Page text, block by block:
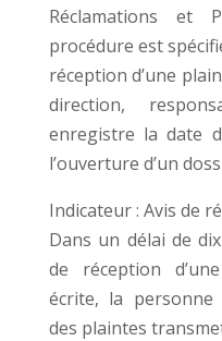
Réclamations et
procédure est
réception d’une
direction,
enregistre la date
l’ouverture d’un
Indicateur : Avis de
Dans un délai de
de réception
écrite, la personne
des plaintes